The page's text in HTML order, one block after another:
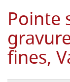
Pointe
fines,